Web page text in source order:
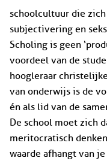
schoolcultuur die
subjectivering en
Scholing is geen
voordeel van de
hoogleraar
van onderwijs is de
én als lid van de
De school moet zich
meritocratisch
waarde afhangt van